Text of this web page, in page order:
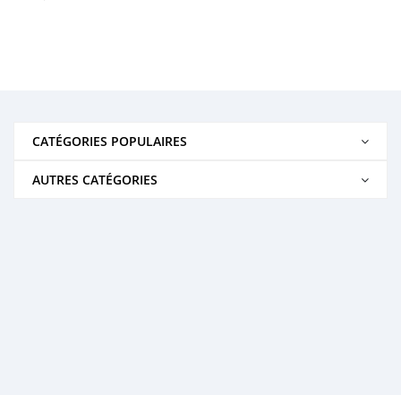
CATÉGORIES POPULAIRES
AUTRES CATÉGORIES